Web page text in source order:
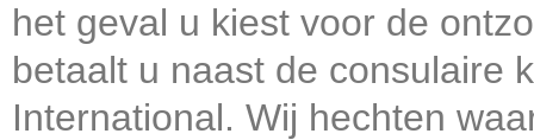
het geval u kiest voor de
betaalt u naast de consulaire
International. Wij hechten